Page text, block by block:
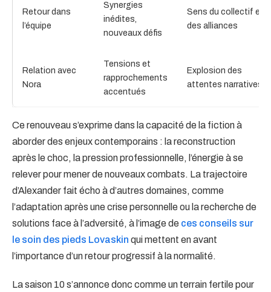
Retour dans
l’équipe
Synergies
inédites,
nouveaux défis
Sens du collectif et
des alliances
Relation avec
Nora
Tensions et
rapprochements
accentués
Explosion des
attentes narratives
Ce renouveau s’exprime dans la capacité de la fiction à
aborder des enjeux contemporains : la reconstruction
après le choc, la pression professionnelle, l’énergie à se
relever pour mener de nouveaux combats. La trajectoire
d’Alexander fait écho à d’autres domaines, comme
l’adaptation après une crise personnelle ou la recherche de
solutions face à l’adversité, à l’image de ces conseils sur
le soin des pieds Lovaskin qui mettent en avant
l’importance d’un retour progressif à la normalité.
La saison 10 s’annonce donc comme un terrain fertile pour